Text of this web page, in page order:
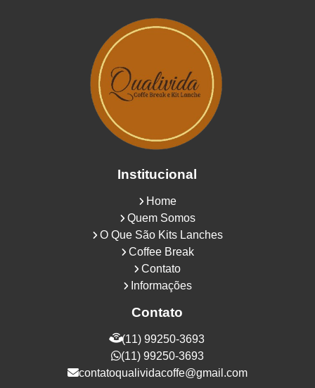
Institucional
Home
Quem Somos
O Que São Kits Lanches
Coffee Break
Contato
Informações
Contato
(11) 99250-3693
(11) 99250-3693
contatoqualividacoffe@gmail.com